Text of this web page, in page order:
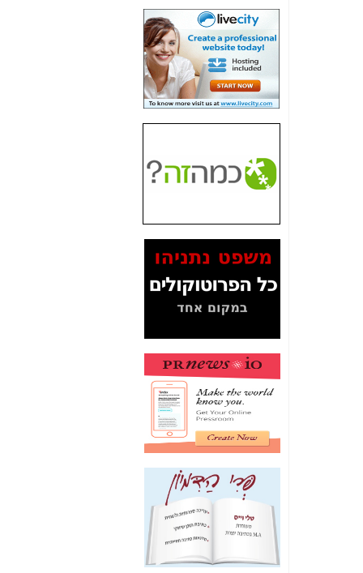
חשיפה: איוב קרא
אישר לקבוצת סלקום
בדיוק מה שביבי אישר
כאן
האם השר איוב קרא
היה צריך בכלל לחתום
על האישור, שנתן
האם ביבי וקרא קבלו
בכלל תמורה עבור
המסמכים בנושא בזק-
Yes (תיק 4000)
מוכיחים "תפירת תיק"
לאיש הלא נכון! -כאן
עובדות ומסמכים
האם ביבי כשר
תקשורת עזר לקב'
בזק? -כאן
מה מקור ה-Fake
News שהביא לתפירת
תיק לביבי והעלמת
החשודים הנכונים -כאן
אחת הרגליים של "תיק
4000 התפור"
התמוטטה היום
בניצחון (כפול) של בזק
-
כאן
איך כתבות מפנקות